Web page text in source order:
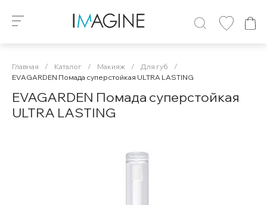
Главная / Каталог / Макияж / Для губ
/
EVAGARDEN Помада суперстойкая ULTRA LASTING
EVAGARDEN Помада суперстойкая
ULTRA LASTING